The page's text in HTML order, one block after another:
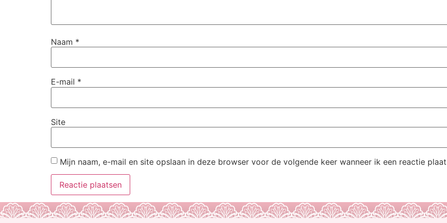
Naam *
E-mail *
Site
Mijn naam, e-mail en site opslaan in deze browser voor de volgende keer wanneer ik een reactie